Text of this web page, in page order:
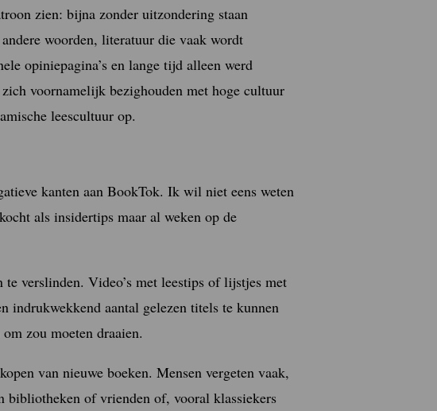
zien: bijna zonder uitzondering staan
woorden, literatuur die vaak wordt
opiniepagina’s en lange tijd alleen werd
voornamelijk bezighouden met hoge cultuur
leescultuur op.
kanten aan BookTok. Ik wil niet eens weten
als insidertips maar al weken op de
verslinden. Video’s met leestips of lijstjes met
indrukwekkend aantal gelezen titels te kunnen
zou moeten draaien.
van nieuwe boeken. Mensen vergeten vaak,
of vrienden of, vooral klassiekers